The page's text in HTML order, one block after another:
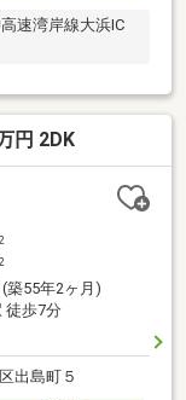
速湾岸線大浜IC
円 2DK
2
2
築55年2ヶ月)
徒歩7分
出島町５